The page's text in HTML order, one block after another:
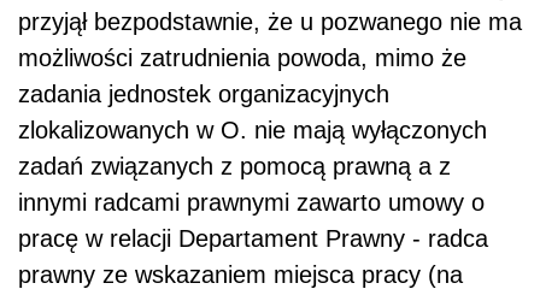
przyjął bezpodstawnie, że u pozwanego nie ma
możliwości zatrudnienia powoda, mimo że
zadania jednostek organizacyjnych
zlokalizowanych w O. nie mają wyłączonych
zadań związanych z pomocą prawną a z
innymi radcami prawnymi zawarto umowy o
pracę w relacji Departament Prawny - radca
prawny ze wskazaniem miejsca pracy (na